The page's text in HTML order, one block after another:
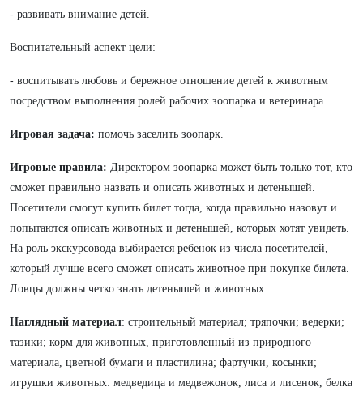
- развивать внимание детей.
Воспитательный аспект цели:
- воспитывать любовь и бережное отношение детей к животным
посредством выполнения ролей рабочих зоопарка и ветеринара.
Игровая задача: помочь заселить зоопарк.
Игровые правила: Директором зоопарка может быть только тот, кто
сможет правильно назвать и описать животных и детенышей.
Посетители смогут купить билет тогда, когда правильно назовут и
попытаются описать животных и детенышей, которых хотят увидеть.
На роль экскурсовода выбирается ребенок из числа посетителей,
который лучше всего сможет описать животное при покупке билета.
Ловцы должны четко знать детенышей и животных.
Наглядный материал: строительный материал; тряпочки; ведерки;
тазики; корм для животных, приготовленный из природного
материала, цветной бумаги и пластилина; фартучки, косынки;
игрушки животных: медведица и медвежонок, лиса и лисенок, белка